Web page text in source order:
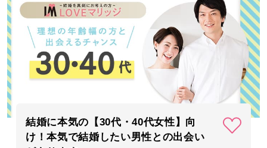
結婚に本気の【30代・40代女性】向
け！本気で結婚したい男性との出会い